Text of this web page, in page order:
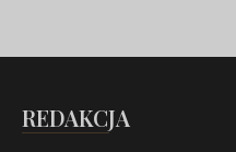
REDAKCJA